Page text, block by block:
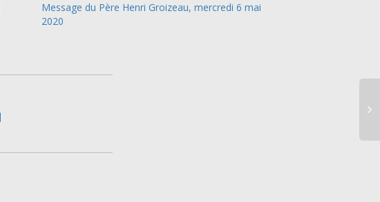
Message du Père Henri Groizeau, mercredi 6 mai
2020